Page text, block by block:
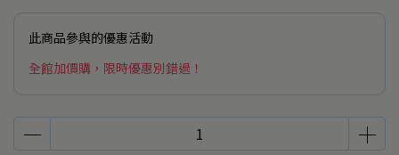
此商品參與的優惠活動
全館加價購，限時優惠別錯過！